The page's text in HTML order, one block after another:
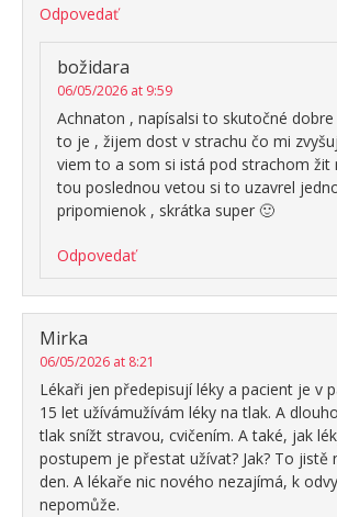
Odpovedať
božidara
06/05/2026 at 9:59
Achnaton , napísalsi to skutočné
to je , žijem dost v strachu čo mi
viem to a som si istá pod strachom žit
tou poslednou vetou si to uzavrel
pripomienok , skrátka super 🙂
Odpovedať
Mirka
06/05/2026 at 8:21
Lékaři jen předepisují léky a pacient je v
15 let užívámužívám léky na tlak. A
tlak snížt stravou, cvičením. A také, jak
postupem je přestat užívat? Jak? To jistě
den. A lékaře nic nového nezajímá, k
nepomůže.